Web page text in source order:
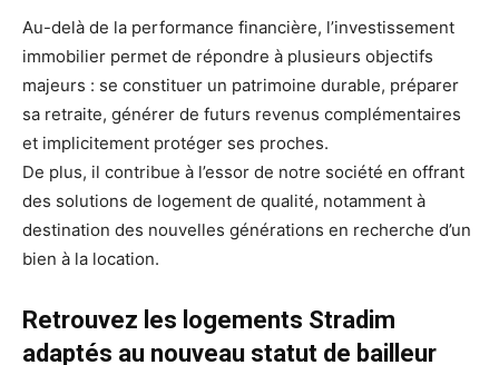
Au-delà de la performance financière, l’investissement
immobilier permet de répondre à plusieurs objectifs
majeurs : se constituer un patrimoine durable, préparer
sa retraite, générer de futurs revenus complémentaires
et implicitement protéger ses proches.
De plus, il contribue à l’essor de notre société en offrant
des solutions de logement de qualité, notamment à
destination des nouvelles générations en recherche d’un
bien à la location.
Retrouvez les logements Stradim
adaptés au nouveau statut de bailleur